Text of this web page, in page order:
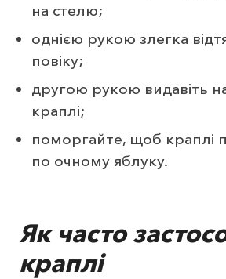
на стелю;
однією рукою злегка
повіку;
другою рукою видавіть
краплі;
поморгайте, щоб краплі
по очному яблуку.
Як часто
краплі